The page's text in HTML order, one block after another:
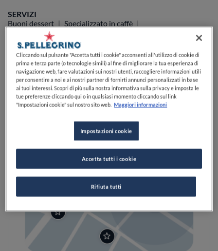
SERVIZI
Buoni dessert
Specializzato in caffè
Perfetto per il pranzo
Carta dei vini
Posti a sedere all'aperto
Cliccando sul pulsante "Accetta tutti i cookie" acconsenti all'utilizzo di cookie di
prima e terza parte (o tecnologie simili) al fine di migliorare la tua esperienza di
navigazione web, fare valutazioni sui nostri utenti, raccogliere informazioni utili
per consentire a noi e ai nostri partner di fornirti annunci personalizzati in base
ai tuoi interessi. Scopri di più sulla nostra informativa sulla privacy e imposta le
tue preferenze cliccando qui o in qualsiasi momento cliccando sul link
"Impostazioni cookie" sul nostro sito web. Maggiori informazioni
Impostazioni cookie
Rifiuta tutti
Accetta tutti i cookie